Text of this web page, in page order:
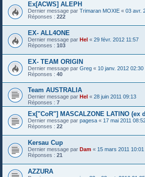
Ex[ACWS] ALEPH
Dernier message par Trimaran MOXIE « 03 avr.
Réponses : 222
EX- ALL4ONE
Dernier message par Hel « 29 févr. 2012 11:57
Réponses : 103
EX- TEAM ORIGIN
Dernier message par Greg « 10 janv. 2012 02:30
Réponses : 40
Team AUSTRALIA
Dernier message par Hel « 28 juin 2011 09:13
Réponses : 7
Ex["CoR"] MASCALZONE LATINO (ex
Dernier message par pagesa « 17 mai 2011
Réponses : 22
Kersau Cup
Dernier message par Dam « 15 mars 2011 10:01
Réponses : 21
AZZURA